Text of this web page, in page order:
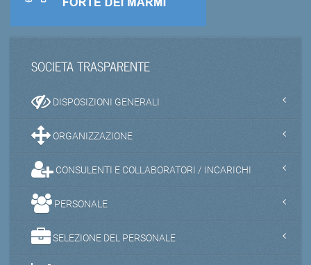
SOCIETA TRASPARENTE
DISPOSIZIONI GENERALI
ORGANIZZAZIONE
CONSULENTI E COLLABORATORI / INCARICHI
PERSONALE
SELEZIONE DEL PERSONALE